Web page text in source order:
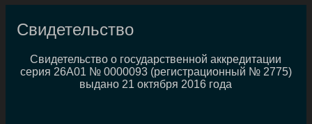
Свидетельство
Свидетельство о государственной аккредитации
серия 26А01 № 0000093 (регистрационный № 2775)
выдано 21 октября 2016 года